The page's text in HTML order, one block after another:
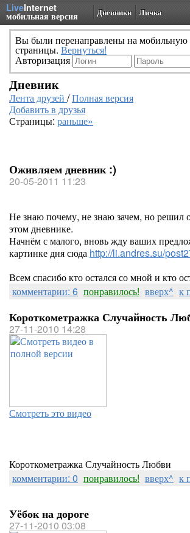
LiveInternet
мобильная версия Дневники Личка
Вы были перенаправлены на
страницы. Вернуться!
Авторизация
Дневник
Лента друзей /Полная версия
Добавить в друзья
Страницы: раньше»
Оживляем дневник :)
20-05-2011 11:23
Не знаю почему, не знаю зачем, но решил
этом дневнике.
Начнём с малого, вновь жду ваших
картинке дня сюда http://li.andres.su/
Всем спасибо кто остался со мной и кто
комментарии: 6 понравилось! вверх^ к
Короткометражка Случайность
27-11-2010 14:28
Смотреть это видео
Короткометражка Случайность Любви
комментарии: 0 понравилось! вверх^ к
Уёбок на дороге
27-11-2010 03:08